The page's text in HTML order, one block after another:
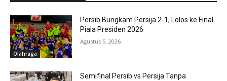
Olahraga
Persib Bungkam Persija 2-1, Lolos ke Final
Piala Presiden 2026
Agustus 5, 2026
Semifinal Persib vs Persija Tanpa